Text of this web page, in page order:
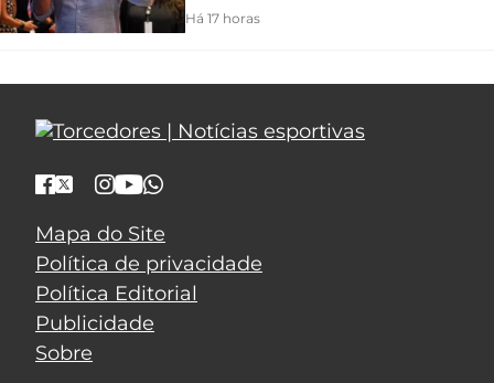
Há 17 horas
Mapa do Site
Política de privacidade
Política Editorial
Publicidade
Sobre